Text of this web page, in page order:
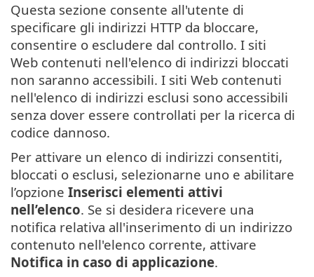
Questa sezione consente all'utente di
specificare gli indirizzi HTTP da bloccare,
consentire o escludere dal controllo. I siti
Web contenuti nell'elenco di indirizzi bloccati
non saranno accessibili. I siti Web contenuti
nell'elenco di indirizzi esclusi sono accessibili
senza dover essere controllati per la ricerca di
codice dannoso.
Per attivare un elenco di indirizzi consentiti,
bloccati o esclusi, selezionarne uno e abilitare
l’opzione Inserisci elementi attivi
nell’elenco. Se si desidera ricevere una
notifica relativa all'inserimento di un indirizzo
contenuto nell'elenco corrente, attivare
Notifica in caso di applicazione.